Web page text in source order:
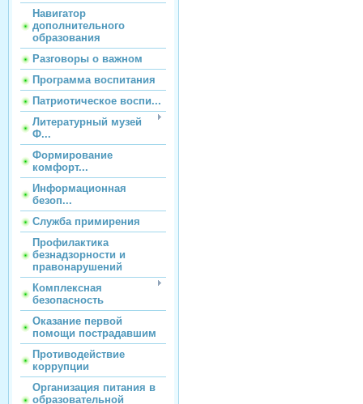
Навигатор
дополнительного
образования
Разговоры о важном
Программа воспитания
Патриотическое воспи...
Литературный музей
Ф...
Формирование
комфорт...
Информационная
безоп...
Служба примирения
Профилактика
безнадзорности и
правонарушений
Комплексная
безопасность
Оказание первой
помощи пострадавшим
Противодействие
коррупции
Организация питания в
образовательной